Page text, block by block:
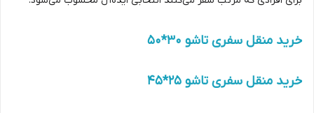
خرید منقل سفری تاشو 30*50
خرید منقل سفری تاشو 25*45